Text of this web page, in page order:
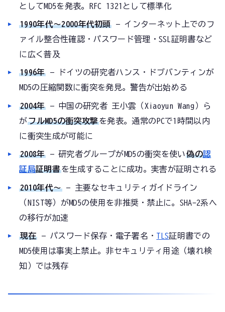
としてMD5を発表。RFC 1321として標準化
1990年代〜2000年代初頭 — インターネット上でのフ
ァイル整合性確認・パスワード管理・SSL証明書など
に広く普及
1996年 — ドイツの研究者ハンス・ドブバンティンが
MD5の圧縮関数に衝突を発見。警告が出始める
2004年 — 中国の研究者 王小雲（Xiaoyun Wang）ら
がフルMD5の衝突攻撃を発表。通常のPCで1時間以内
に衝突生成が可能に
2008年 — 研究者グループがMD5の衝突を使い偽の認
証局証明書を生成することに成功。実害が証明される
2010年代〜— 主要なセキュリティガイドライン
（NIST等）がMD5の使用を非推奨・禁止に。SHA-2系へ
の移行が加速
現在 — パスワード保存・電子署名・ TLS証明書での
MD5使用は事実上禁止。非セキュリティ用途（壊れ検
知）では残存